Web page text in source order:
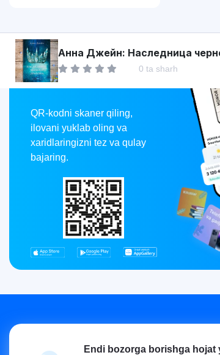
Анна Джейн: Наследница
0 ta sharh
Asaxiy
Market
QR-kodni skaner qiling,
ilovani yuklab oling va
xaridlaringizni tez va qulay
bajaring.
Endi bozorga borishga hojat